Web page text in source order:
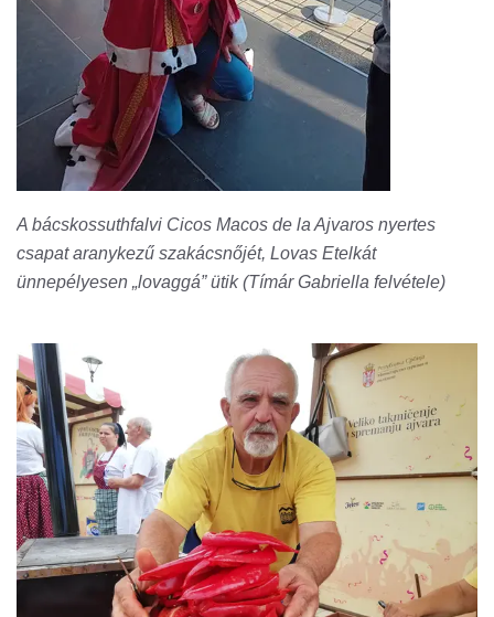
A bácskossuthfalvi Cicos Macos de la Ajvaros nyertes
csapat aranykezű szakácsnőjét, Lovas Etelkát
ünnepélyesen „lovaggá” ütik (Tímár Gabriella felvétele)